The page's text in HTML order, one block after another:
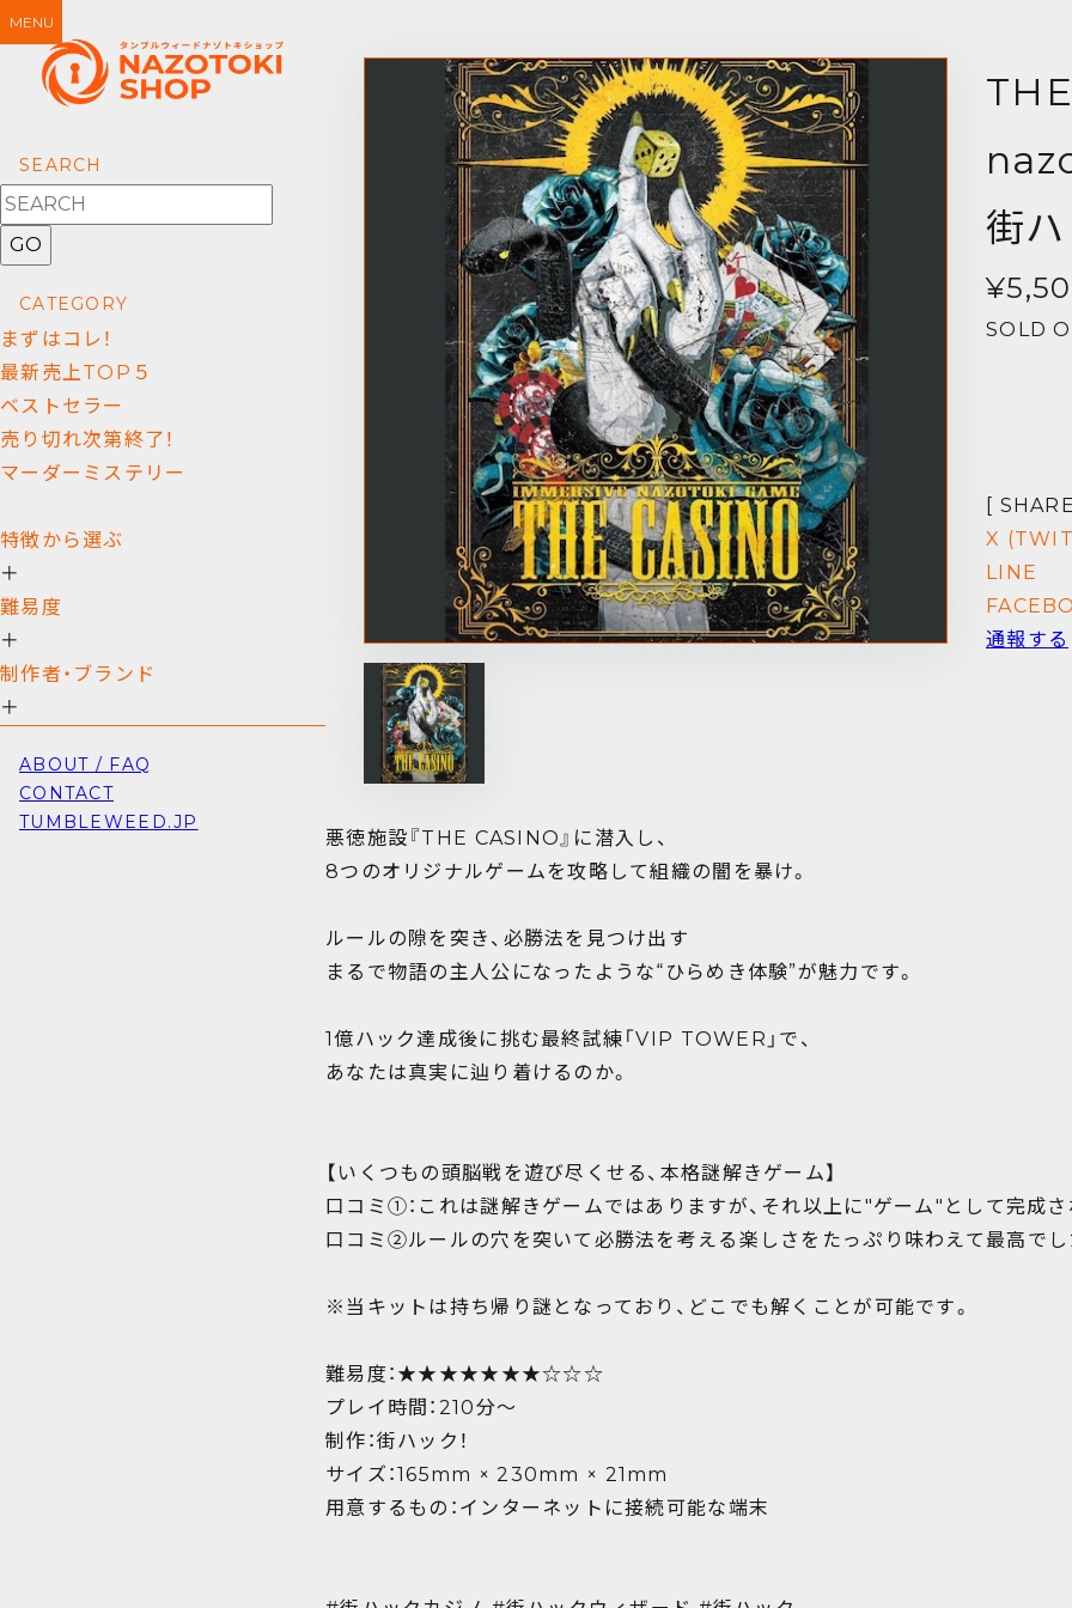
MENU
SEARCH
GO
CATEGORY
まずはコレ！
最新売上TOP５
ベストセラー
売り切れ次第終了！
マーダーミステリー
特徴から選ぶ
＋
難易度
＋
制作者・ブランド
＋
ABOUT / FAQ
CONTACT
TUMBLEWEED.JP
街ハ
SOLD
[
X
LINE
通報する
悪徳施設『THE CASINO』に潜入し、
8つのオリジナルゲームを攻略して組織の闇を暴け。
ルールの隙を突き、必勝法を見つけ出す――
まるで物語の主人公になったような“ひらめき体験”が魅力です。
1億ハック達成後に挑む最終試練「VIP TOWER」で、
あなたは真実に辿り着けるのか。
【いくつもの頭脳戦を遊び尽くせる、本格謎解きゲーム】
口コミ①：これは謎解きゲームではありますが、それ以上に"ゲーム"として完成
口コミ②ルールの穴を突いて必勝法を考える楽しさをたっぷり味わえて最高でし
※当キットは持ち帰り謎となっており、どこでも解くことが可能です。
難易度：★★★★★★★☆☆☆
プレイ時間：210分〜
制作：街ハック！
サイズ：165mm × 230mm × 21mm
用意するもの：インターネットに接続可能な端末